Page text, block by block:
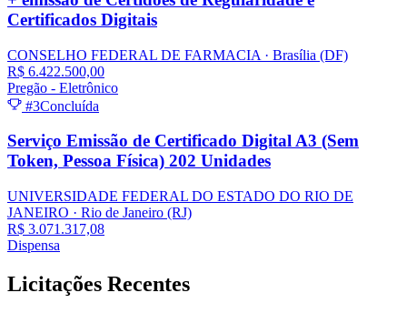
Certificados Digitais
CONSELHO FEDERAL DE FARMACIA · Brasília (DF)
R$ 6.422.500,00
Pregão - Eletrônico
#3Concluída
Serviço Emissão de Certificado Digital A3 (Sem
Token, Pessoa Física) 202 Unidades
UNIVERSIDADE FEDERAL DO ESTADO DO RIO DE
JANEIRO · Rio de Janeiro (RJ)
R$ 3.071.317,08
Dispensa
Licitações Recentes